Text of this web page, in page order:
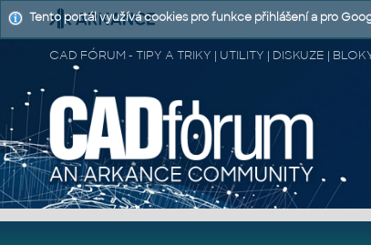
CAD FÓRUM - TIPY A TRIKY | UTILITY | DISKUZE |
Tento portál využívá cookies pro funkce přihlášení a pro